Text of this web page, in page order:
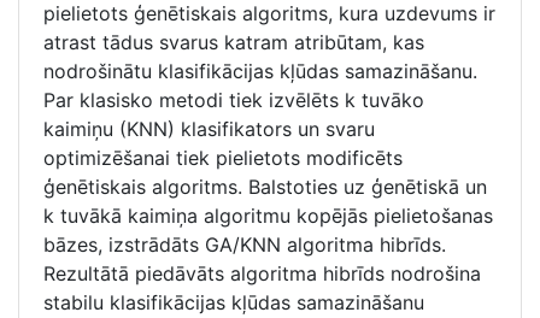
pielietots ģenētiskais algoritms, kura uzdevums ir
atrast tādus svarus katram atribūtam, kas
nodrošinātu klasifikācijas kļūdas samazināšanu.
Par klasisko metodi tiek izvēlēts k tuvāko
kaimiņu (KNN) klasifikators un svaru
optimizēšanai tiek pielietots modificēts
ģenētiskais algoritms. Balstoties uz ģenētiskā un
k tuvākā kaimiņa algoritmu kopējās pielietošanas
bāzes, izstrādāts GA/KNN algoritma hibrīds.
Rezultātā piedāvāts algoritma hibrīds nodrošina
stabilu klasifikācijas kļūdas samazināšanu